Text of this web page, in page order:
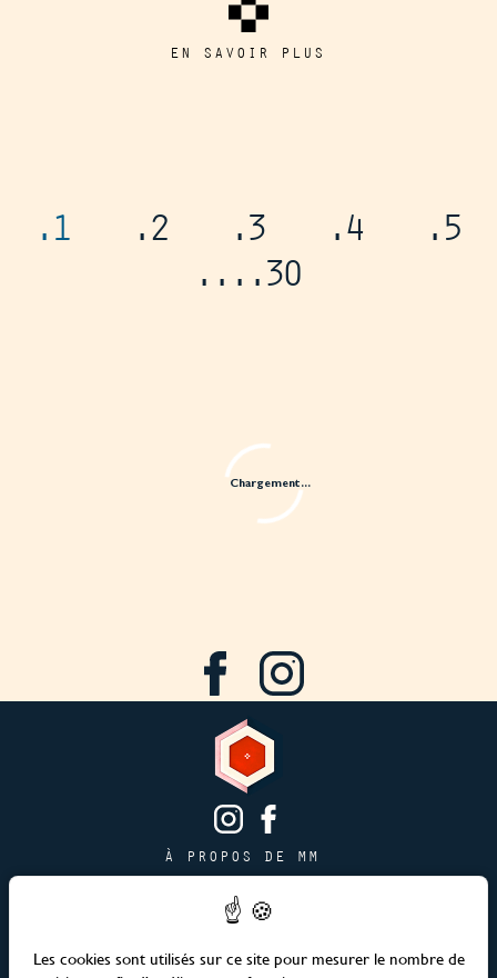
EN SAVOIR PLUS
.1 .2 .3 .4
.5
... .30
À PROPOS DE MM
PAGE JOBS
PUBLICITÉ & PARTENARIATS
Les cookies sont utilisés sur ce site pour mesurer le nombre de